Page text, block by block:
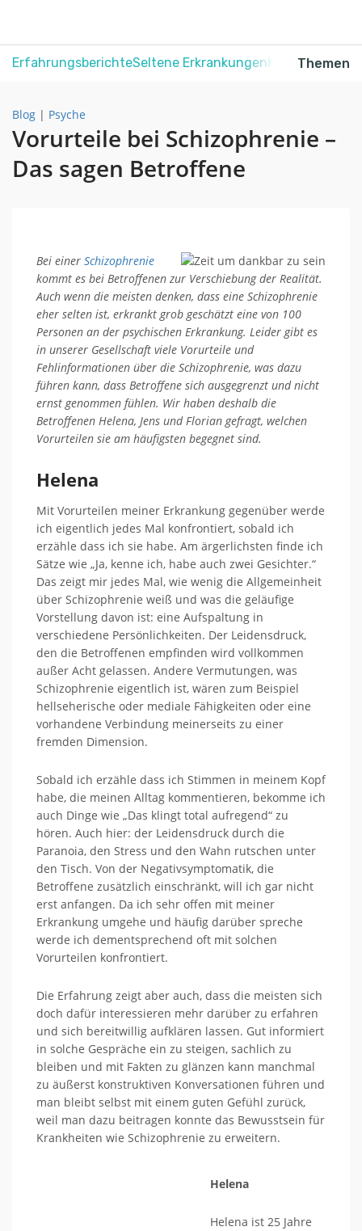
ErfahrungsberichteSeltene ErkrankungenKrebsThemen
Blog | Psyche
Vorurteile bei Schizophrenie –
Das sagen Betroffene
Bei einer Schizophrenie
kommt es bei Betroffenen zur Verschiebung der Realität.
Auch wenn die meisten denken, dass eine Schizophrenie
eher selten ist, erkrankt grob geschätzt eine von 100
Personen an der psychischen Erkrankung. Leider gibt es
in unserer Gesellschaft viele Vorurteile und
Fehlinformationen über die Schizophrenie, was dazu
führen kann, dass Betroffene sich ausgegrenzt und nicht
ernst genommen fühlen. Wir haben deshalb die
Betroffenen Helena, Jens und Florian gefragt, welchen
Vorurteilen sie am häufigsten begegnet sind.
Helena
Mit Vorurteilen meiner Erkrankung gegenüber werde
ich eigentlich jedes Mal konfrontiert, sobald ich
erzähle dass ich sie habe. Am ärgerlichsten finde ich
Sätze wie „Ja, kenne ich, habe auch zwei Gesichter.“
Das zeigt mir jedes Mal, wie wenig die Allgemeinheit
über Schizophrenie weiß und was die geläufige
Vorstellung davon ist: eine Aufspaltung in
verschiedene Persönlichkeiten. Der Leidensdruck,
den die Betroffenen empfinden wird vollkommen
außer Acht gelassen. Andere Vermutungen, was
Schizophrenie eigentlich ist, wären zum Beispiel
hellseherische oder mediale Fähigkeiten oder eine
vorhandene Verbindung meinerseits zu einer
fremden Dimension.
Sobald ich erzähle dass ich Stimmen in meinem Kopf
habe, die meinen Alltag kommentieren, bekomme ich
auch Dinge wie „Das klingt total aufregend“ zu
hören. Auch hier: der Leidensdruck durch die
Paranoia, den Stress und den Wahn rutschen unter
den Tisch. Von der Negativsymptomatik, die
Betroffene zusätzlich einschränkt, will ich gar nicht
erst anfangen. Da ich sehr offen mit meiner
Erkrankung umgehe und häufig darüber spreche
werde ich dementsprechend oft mit solchen
Vorurteilen konfrontiert.
Die Erfahrung zeigt aber auch, dass die meisten sich
doch dafür interessieren mehr darüber zu erfahren
und sich bereitwillig aufklären lassen. Gut informiert
in solche Gespräche ein zu steigen, sachlich zu
bleiben und mit Fakten zu glänzen kann manchmal
zu äußerst konstruktiven Konversationen führen und
man bleibt selbst mit einem guten Gefühl zurück,
weil man dazu beitragen konnte das Bewusstsein für
Krankheiten wie Schizophrenie zu erweitern.
Helena
Helena ist 25 Jahre